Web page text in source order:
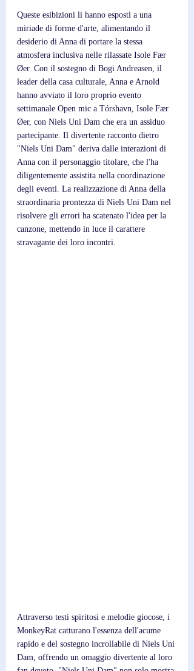
Queste esibizioni li hanno esposti a una
miriade di forme d'arte, alimentando il
desiderio di Anna di portare la stessa
atmosfera inclusiva nelle rilassate Isole Fær
Øer. Con il sostegno di Bogi Andreasen, il
leader della casa culturale, Anna e Arnold
hanno avviato il loro proprio evento
settimanale Open mic a Tórshavn, Isole Fær
Øer, con Niels Uni Dam che era un assiduo
partecipante. Il divertente racconto dietro
"Niels Uni Dam" deriva dalle interazioni di
Anna con il personaggio titolare, che l'ha
diligentemente assistita nella coordinazione
degli eventi. La realizzazione di Anna della
straordinaria prontezza di Niels Uni Dam nel
risolvere gli errori ha scatenato l'idea per la
canzone, mettendo in luce il carattere
stravagante dei loro incontri.
Attraverso testi spiritosi e melodie giocose, i
MonkeyRat catturano l'essenza dell'acume
rapido e del sostegno incrollabile di Niels Uni
Dam, offrendo un omaggio divertente al loro